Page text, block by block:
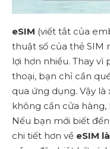
eSIM (viết tắt của
thuật số của thẻ
lợi hơn nhiều. Thay
thoại, bạn chỉ cần
qua ứng dụng. Vậy
không cần cửa
Nếu bạn mới biết
chi tiết hơn về eSIM